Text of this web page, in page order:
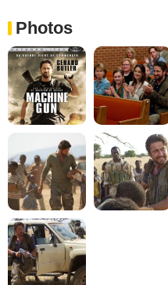
Photos